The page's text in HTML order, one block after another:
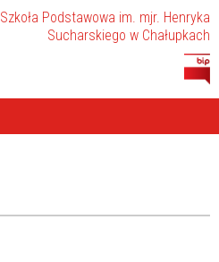
Szkoła Podstawowa im. mjr. Henryka
Sucharskiego w Chałupkach